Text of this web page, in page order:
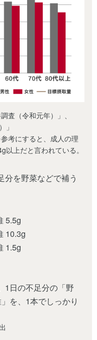
査（令和元年）」、
」
考にすると、成人の理
上だと言われている。
分を野菜などで補う
5.5g
10.3g
1.5g
1日の不足分の「野
を、1本でしっかり